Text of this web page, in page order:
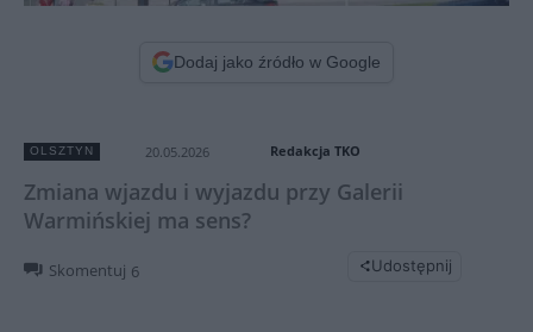
Dodaj jako źródło w Google
OLSZTYN 20.05.2026 Redakcja TKO
Zmiana wjazdu i wyjazdu przy Galerii
Warmińskiej ma sens?
Skomentuj 6 Udostępnij